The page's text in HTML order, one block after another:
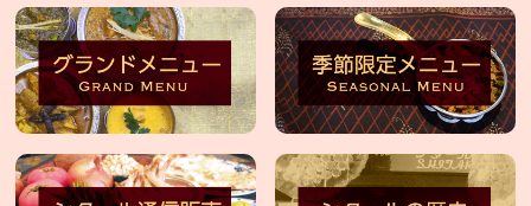
入
卸
売
事
業
部
Facebook